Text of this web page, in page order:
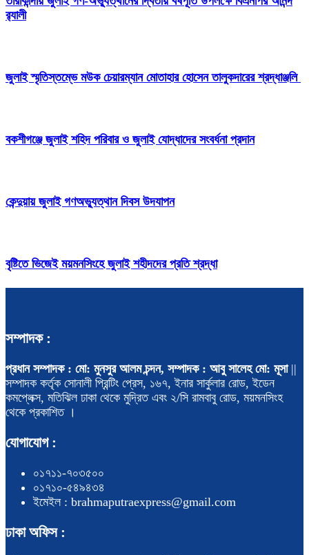
র‍্যালী
জুলাই স্মৃতিস্তম্ভে মউক চেয়ারম্যান মোতাহার হোসেন তালুকদারের শ্রদ্ধাঞ্জলি
বকশীগঞ্জে জুলাই শহিদ পরিবার ও জুলাই যোদ্ধাদের সংবর্ধনা প্রদান
কেন্দুয়ায় জুলাই গণঅভ্যুত্থান দিবস উদযাপন
বৃষ্টিতে ভিজেই ময়মনসিংহে জুলাই শহীদদের প্রতি শ্রদ্ধা
সম্পাদক :
প্রধান সম্পাদক : মো: মুনসুর আলম চন্দন, সম্পাদক : আবু সালেহ মো: মূসা||
সম্পাদক কর্তৃক সোনালী প্রিন্টিং প্রেস, ১৬৭, ইনার সার্কুলার রোড, ইডেন
কমপ্লেক্স, মতিঝিল ঢাকা থেকে মুদ্রিত এবং ২/সি রামবাবু রোড, ময়মনসিংহ
থেকে প্রকাশিত ।
যোগাযোগ :
০১৭১১-৭০৩৫০০
০১৭১০-৫৪৯৪৩৪
ইমেইল : brahmaputraexpress@gmail.com
ঢাকা অফিস :